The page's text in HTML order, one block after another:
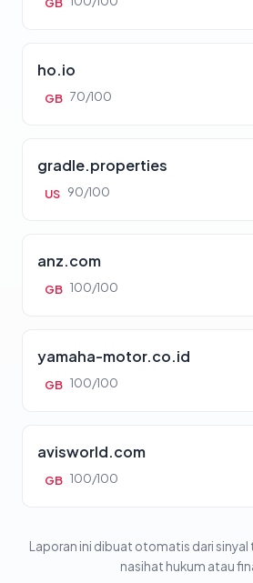
GB
ho.io
GB 70/100
gradle.properties
US 90/100
anz.com
GB 100/100
yamaha-motor.co.id
GB 100/100
avisworld.com
GB 100/100
Laporan ini dibuat otomatis dari sinyal
nasihat hukum atau